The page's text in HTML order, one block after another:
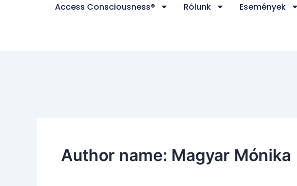
Access Consciousness® Rólunk Események
Author name: Magyar Mónika